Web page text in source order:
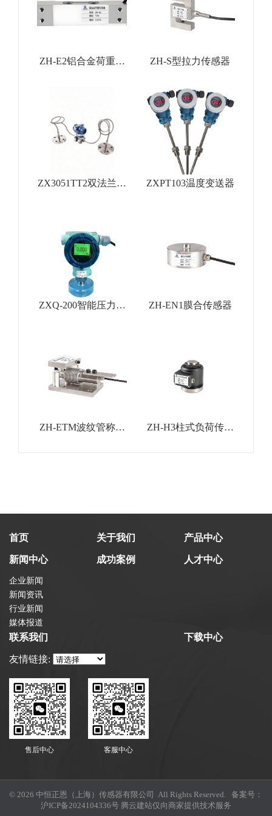
ZH-E2铝合金荷重传
ZH-S型拉力传感器
ZX3051TT2双法兰差
ZXPT103温度变送器
ZXQ-200智能压力变
ZH-EN1膜合传感器
ZH-ETM波纹管称重
ZH-H3柱式负荷传感
首页 关于我们 产品中心
新闻中心
企业新闻
新闻资讯
行业新闻
媒体报道
成功案例 人才中心
联系我们 下载中心
友情链接:
售后中心 客服中心
© 2026 中恒正恩（上海）传感器有限公司 All Rights Reserved. 备案号：
沪ICP备2024104336号 腾云建站仅向商家提供技术服务